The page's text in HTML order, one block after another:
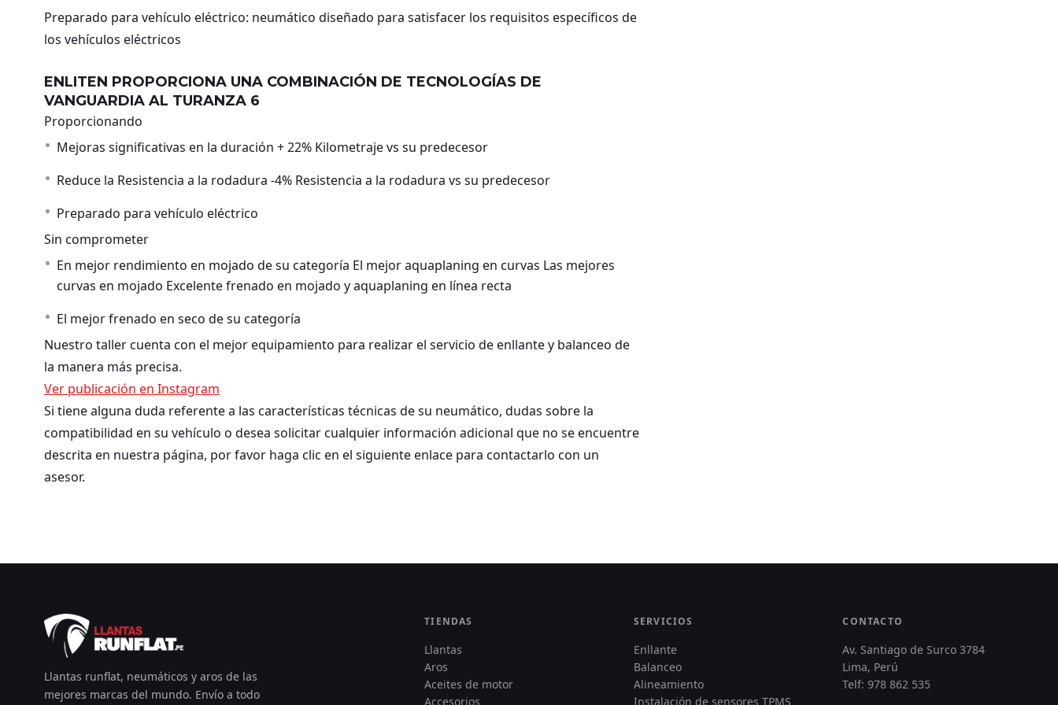
Preparado para vehículo eléctrico: neumático diseñado para satisfacer los requisitos específicos de
los vehículos eléctricos
ENLITEN PROPORCIONA UNA COMBINACIÓN DE TECNOLOGÍAS DE
VANGUARDIA AL TURANZA 6
Proporcionando
Mejoras significativas en la duración + 22% Kilometraje vs su predecesor
Reduce la Resistencia a la rodadura -4% Resistencia a la rodadura vs su predecesor
Preparado para vehículo eléctrico
Sin comprometer
En mejor rendimiento en mojado de su categoría El mejor aquaplaning en curvas Las mejores
curvas en mojado Excelente frenado en mojado y aquaplaning en línea recta
El mejor frenado en seco de su categoría
Nuestro taller cuenta con el mejor equipamiento para realizar el servicio de enllante y balanceo de
la manera más precisa.
Ver publicación en Instagram
Si tiene alguna duda referente a las características técnicas de su neumático, dudas sobre la
compatibilidad en su vehículo o desea solicitar cualquier información adicional que no se encuentre
descrita en nuestra página, por favor haga clic en el siguiente enlace para contactarlo con un
asesor.
Llantas runflat, neumáticos y aros de las
mejores marcas del mundo. Envío a todo
TIENDAS
Llantas
Aros
Aceites de motor
Accesorios
SERVICIOS
Enllante
Balanceo
Alineamiento
Instalación de sensores TPMS
CONTACTO
Av. Santiago de Surco 3784
Lima, Perú
Telf: 978 862 535